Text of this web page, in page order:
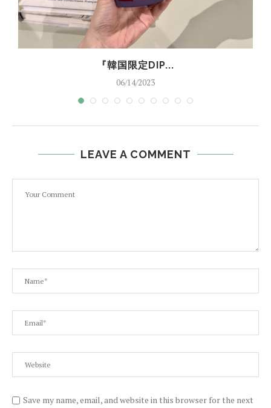
『韓国限定DIP...
06/14/2023
LEAVE A COMMENT
Save my name, email, and website in this browser for the next